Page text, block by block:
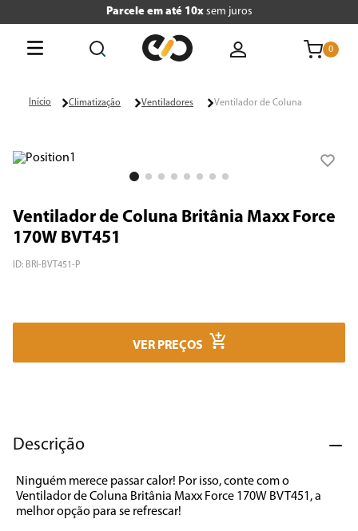
Parcele em até 10xsem juros
0
Climatização Ventiladores Ventilador de Coluna
Ventilador de Coluna Britânia Maxx Force
170W BVT451
ID: BRI-BVT451-P
VER PREÇOS
Descrição
Ninguém merece passar calor! Por isso, conte com o
Ventilador de Coluna Britânia Maxx Force 170W BVT451, a
melhor opção para se refrescar!
3º geladeira
4º microondas
7º caixa som
ventilador